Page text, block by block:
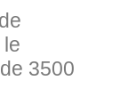
3500